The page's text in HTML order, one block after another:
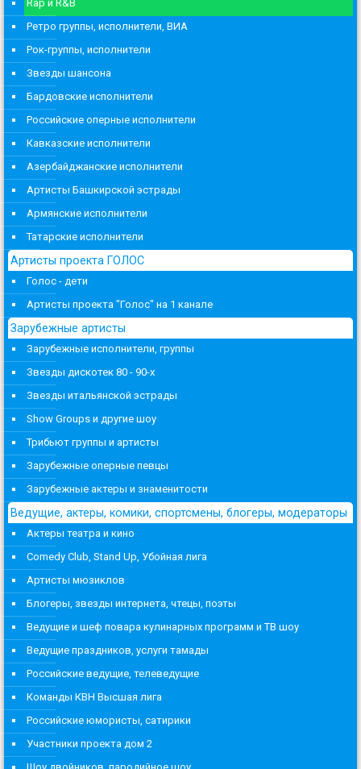
Rap и R&B
Ретро группы, исполнители, ВИА
Рок-группы, исполнители
Звезды шансона
Бардовские исполнители
Российские оперные исполнители
Кавказские исполнители
Азербайджанские исполнители
Артисты Башкирской эстрады
Армянские исполнители
Татарские исполнители
Артисты проекта ГОЛОС
Голос - дети
Артисты проекта "Голос" на 1 канале
Зарубежные артисты
Зарубежные исполнители, группы
Звезды дискотек 80 - 90-х
Звезды итальянской эстрады
Show Groups и другие шоу
Трибьют группы и артисты
Зарубежные оперные певцы
Зарубежные актеры и знаменитости
Ведущие, актеры, комики, спортсмены, блогеры, модераторы
Актеры театра и кино
Comedy Club, Stand Up, Убойная лига
Артисты мюзиклов
Блогеры, звезды интернета, чтецы, поэты
Ведущие и шеф повара кулинарных программ и ТВ шоу
Ведущие праздников, услуги тамады
Российские ведущие, телеведущие
Команды КВН Высшая лига
Российские юмористы, сатирики
Участники проекта дом 2